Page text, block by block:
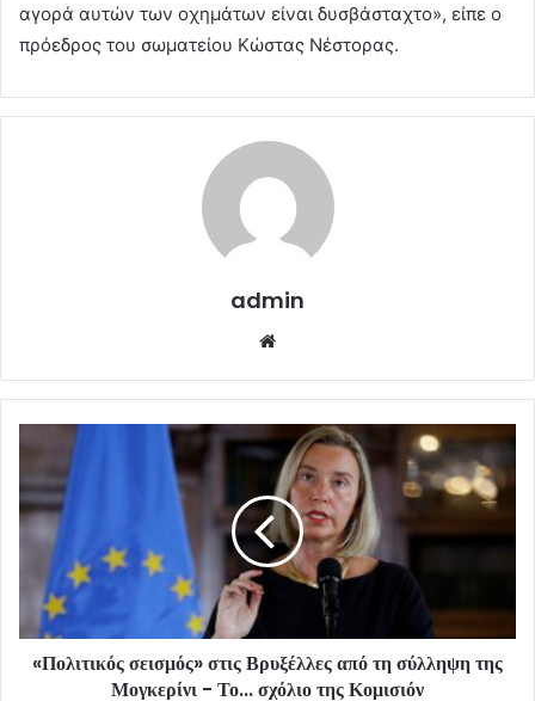
αγορά αυτών των οχημάτων είναι δυσβάσταχτο», είπε ο
πρόεδρος του σωματείου Κώστας Νέστορας.
admin
«Πολιτικός σεισμός» στις Βρυξέλλες από τη σύλληψη της
Μογκερίνι - Το... σχόλιο της Κομισιόν